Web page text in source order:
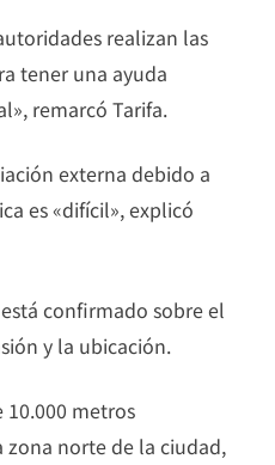
realizan las
tener una ayuda
remarcó Tarifa.
externa debido a
es «difícil», explicó
confirmado sobre el
y la ubicación.
metros
norte de la ciudad,